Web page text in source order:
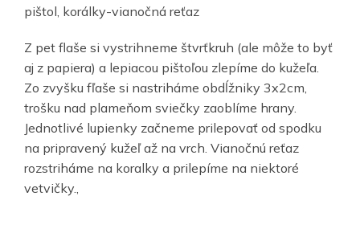
pištol, korálky-vianočná reťaz
Z pet flaše si vystrihneme štvrťkruh (ale môže to byť
aj z papiera) a lepiacou pištoľou zlepíme do kužeľa.
Zo zvyšku fľaše si nastriháme obdĺžniky 3x2cm,
trošku nad plameňom sviečky zaoblíme hrany.
Jednotlivé lupienky začneme prilepovať od spodku
na pripravený kužeľ až na vrch. Vianočnú reťaz
rozstriháme na koralky a prilepíme na niektoré
vetvičky.,